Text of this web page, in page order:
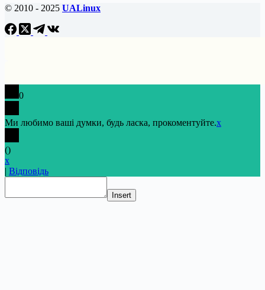
© 2010 - 2025 UALinux
0
Ми любимо ваші думки, будь ласка, прокоментуйте.x
()
x
Відповідь
Insert